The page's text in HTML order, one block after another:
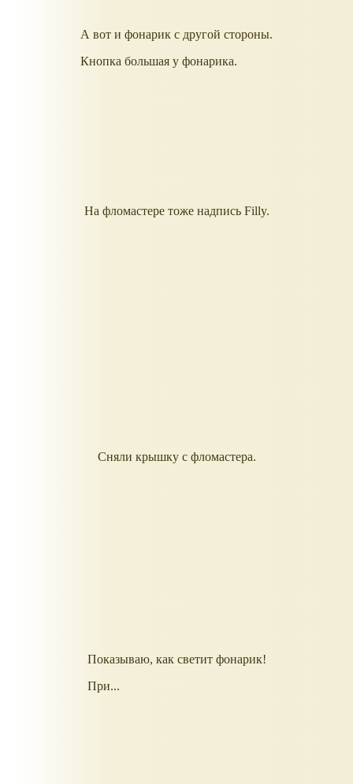
А вот и фонарик с другой стороны.
Кнопка большая у фонарика.
На фломастере тоже надпись Filly.
Сняли крышку с фломастера.
Показываю, как светит фонарик!
При...